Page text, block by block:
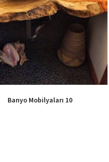
Banyo Mobilyaları 10